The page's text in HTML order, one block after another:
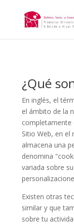
¿Qué
En inglés, el
el ámbito de la
completamente
Sitio Web, en el
almacena una
denomina
variada sobre
Existen otras
similar y que
sobre tu